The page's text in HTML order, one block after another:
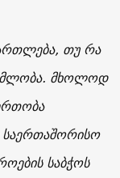
თუ რა
მხოლოდ
საბჭოს